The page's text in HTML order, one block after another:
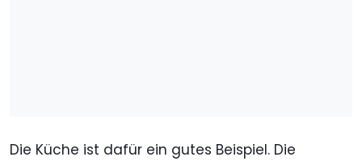
Die Küche ist dafür ein gutes Beispiel. Die